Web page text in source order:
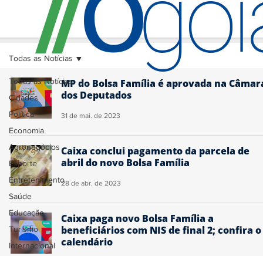
Todas as Notícias
Cidades
Política
Economia
Agronegócios
Esporte
Entretenimento
Saúde
Educação
Turismo
Internacional
Todas as Notícias
MP do Bolsa Família é aprovada na
dos Deputados
31 de mai. de 2023
Caixa conclui pagamento da parcela de
abril do novo Bolsa Família
28 de abr. de 2023
Caixa paga novo Bolsa Família a
beneficiários com NIS de final 2; confira o
calendário